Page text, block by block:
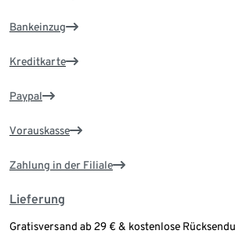
Bankeinzug
Kreditkarte
Paypal
Vorauskasse
Zahlung in der Filiale
Lieferung
Gratisversand ab 29 € & kostenlose